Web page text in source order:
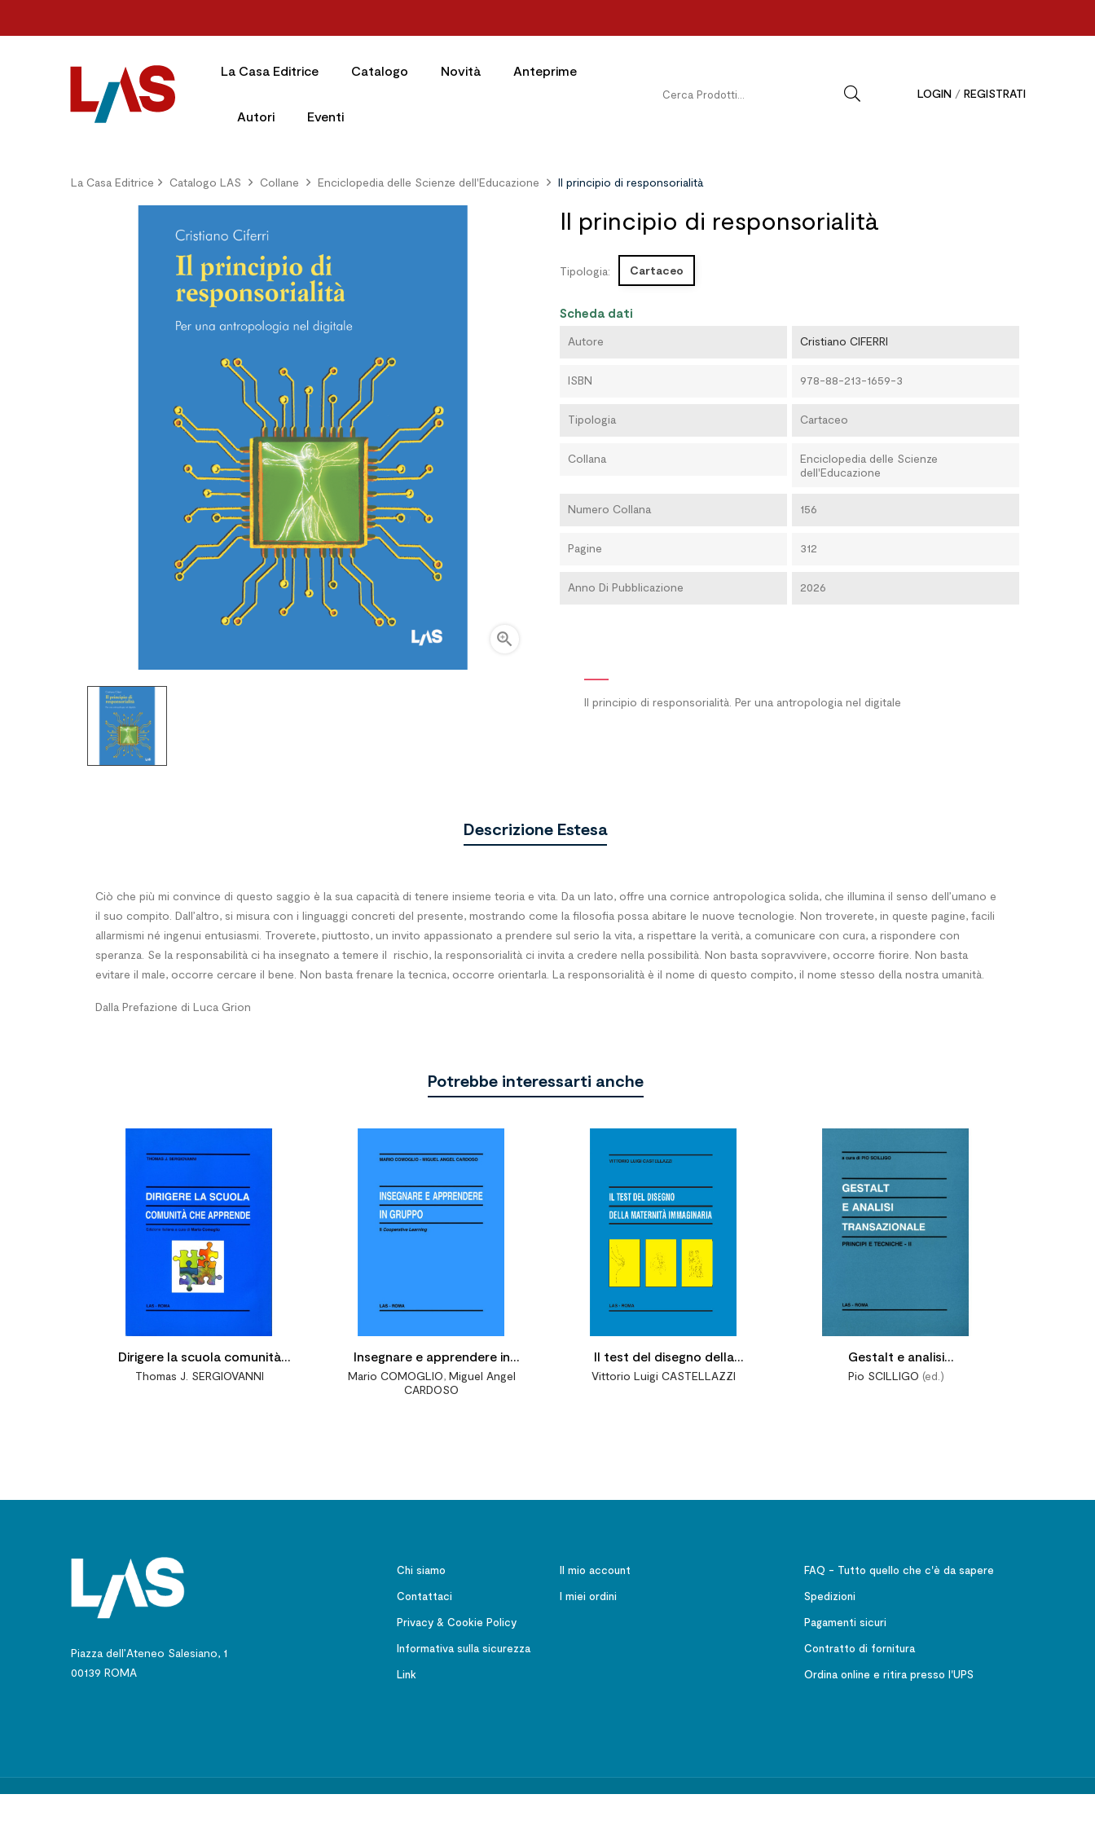
La Casa Editrice Catalogo Novità Anteprime
Autori Eventi
LOGIN / REGISTRATI
La Casa Editrice Catalogo LAS Collane Enciclopedia delle Scienze dell'Educazione Il principio di responsorialità

Il principio di responsorialità
Tipologia: Cartaceo
Scheda dati
Autore Cristiano CIFERRI
ISBN 978-88-213-1659-3
Tipologia Cartaceo
Collana
Enciclopedia delle Scienze
dell'Educazione
Numero Collana 156
Pagine 312
Anno Di Pubblicazione 2026
Il principio di responsorialità. Per una antropologia nel digitale
Descrizione Estesa
Ciò che più mi convince di questo saggio è la sua capacità di tenere insieme teoria e vita. Da un lato, offre una cornice antropologica solida, che illumina il senso dell’umano e
il suo compito. Dall’altro, si misura con i linguaggi concreti del presente, mostrando come la filosofia possa abitare le nuove tecnologie. Non troverete, in queste pagine, facili
allarmismi né ingenui entusiasmi. Troverete, piuttosto, un invito appassionato a prendere sul serio la vita, a rispettare la verità, a comunicare con cura, a rispondere con
speranza. Se la responsabilità ci ha insegnato a temere il rischio, la responsorialità ci invita a credere nella possibilità. Non basta sopravvivere, occorre fiorire. Non basta
evitare il male, occorre cercare il bene. Non basta frenare la tecnica, occorre orientarla. La responsorialità è il nome di questo compito, il nome stesso della nostra umanità.
Dalla Prefazione di Luca Grion
Potrebbe interessarti anche
Dirigere la scuola comunità
che apprende. Ediz. italiana a
Thomas J. SERGIOVANNI
Insegnare e apprendere in
gruppo. Il cooperative
Mario COMOGLIO, Miguel Angel
CARDOSO
Il test del disegno della
Maternità immaginaria
Vittorio Luigi CASTELLAZZI
Gestalt e analisi
transazionale. Vol. II: Principi e
Pio SCILLIGO (ed.)
Piazza dell’Ateneo Salesiano, 1
00139 ROMA
Chi siamo
Contattaci
Privacy & Cookie Policy
Informativa sulla sicurezza
Link
Il mio account
I miei ordini
FAQ - Tutto quello che c'è da sapere
Spedizioni
Pagamenti sicuri
Contratto di fornitura
Ordina online e ritira presso l'UPS